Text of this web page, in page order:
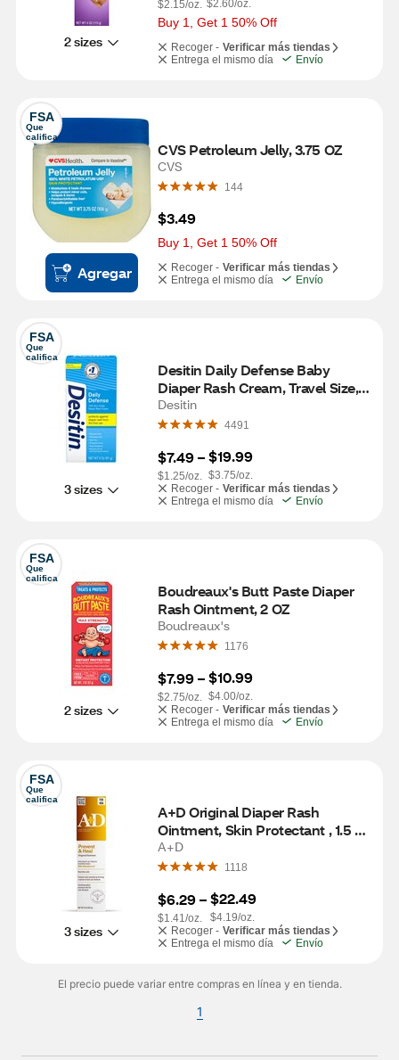
2 sizes
$2.15/oz. $2.60/oz.
Buy 1, Get 1 50% Off
Recoger - Verificar más tiendas
Entrega el mismo día
Envío
FSA
Que
califica
Agregar
CVS Petroleum Jelly, 3.75 OZ
CVS
144
$3.49
Buy 1, Get 1 50% Off
Recoger - Verificar más tiendas
Entrega el mismo día
Envío
FSA
Que
califica
3 sizes
Desitin Daily Defense Baby
Diaper Rash Cream, Travel Size, 2
OZ
Desitin
4491
$7.49 –
$1.25/oz.
$19.99
$3.75/oz.
Recoger - Verificar más tiendas
Entrega el mismo día
Envío
FSA
Que
califica
2 sizes
Boudreaux's Butt Paste Diaper
Rash Ointment, 2 OZ
Boudreaux's
1176
$7.99 –
$2.75/oz.
$10.99
$4.00/oz.
Recoger - Verificar más tiendas
Entrega el mismo día
Envío
FSA
Que
califica
3 sizes
A+D Original Diaper Rash
Ointment, Skin Protectant , 1.5
Ounce Tube
A+D
1118
$6.29 –
$1.41/oz.
$22.49
$4.19/oz.
Recoger - Verificar más tiendas
Entrega el mismo día
Envío
El precio puede variar entre compras en línea y en tienda.
1